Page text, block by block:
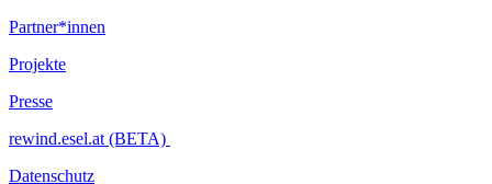
Partner*innen
Projekte
Presse
rewind.esel.at (BETA)
Datenschutz